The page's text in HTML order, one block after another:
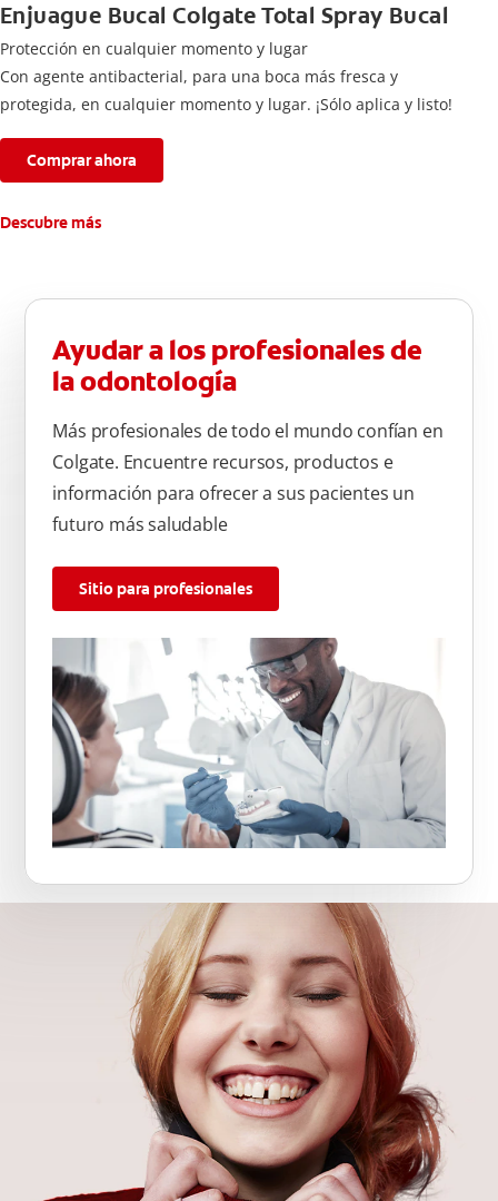
Enjuague Bucal Colgate Total Spray Bucal
Protección en cualquier momento y lugar
Con agente antibacterial, para una boca más fresca y
protegida, en cualquier momento y lugar. ¡Sólo aplica y listo!
Comprar ahora
Descubre más
Ayudar a los profesionales de
la odontología
Más profesionales de todo el mundo confían en
Colgate. Encuentre recursos, productos e
información para ofrecer a sus pacientes un
futuro más saludable
Sitio para profesionales